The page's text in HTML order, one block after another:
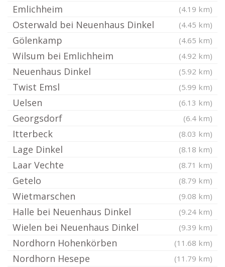
Emlichheim (4.19 km)
Osterwald bei Neuenhaus Dinkel (4.45 km)
Gölenkamp (4.65 km)
Wilsum bei Emlichheim (4.92 km)
Neuenhaus Dinkel (5.92 km)
Twist Emsl (5.99 km)
Uelsen (6.13 km)
Georgsdorf (6.4 km)
Itterbeck (8.03 km)
Lage Dinkel (8.18 km)
Laar Vechte (8.71 km)
Getelo (8.79 km)
Wietmarschen (9.08 km)
Halle bei Neuenhaus Dinkel (9.24 km)
Wielen bei Neuenhaus Dinkel (9.39 km)
Nordhorn Hohenkörben (11.68 km)
Nordhorn Hesepe (11.79 km)